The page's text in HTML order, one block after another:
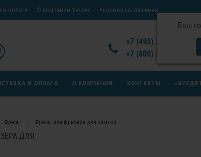
Условия соглашения
О компании Virutex
и оплата
Условия возврата товара
Ваш
+7 (495) 777-14-94
+7 (800) 200-15-94
И ОПЛАТА О КОМПАНИИ КОНТАКТЫ
Фрезы Фрезы для фрезера для замков
ДЛЯ